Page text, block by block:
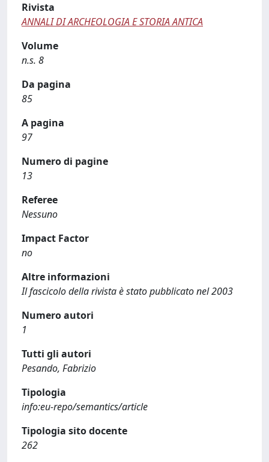
Rivista
ANNALI DI ARCHEOLOGIA E STORIA ANTICA
Volume
n.s. 8
Da pagina
85
A pagina
97
Numero di pagine
13
Referee
Nessuno
Impact Factor
no
Altre informazioni
Il fascicolo della rivista è stato pubblicato nel 2003
Numero autori
1
Tutti gli autori
Pesando, Fabrizio
Tipologia
info:eu-repo/semantics/article
Tipologia sito docente
262